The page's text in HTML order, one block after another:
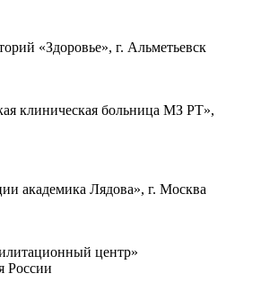
«Здоровье», г. Альметьевск
клиническая больница МЗ РТ»,
академика Лядова», г. Москва
центр»
России